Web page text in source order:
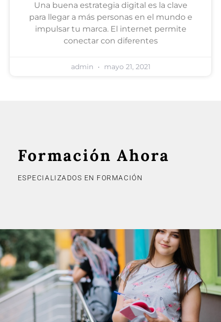
Una buena estrategia digital es la clave
para llegar a más personas en el mundo e
impulsar tu marca. El internet permite
conectar con diferentes
admin mayo 21, 2021
Formación Ahora
ESPECIALIZADOS EN FORMACIÓN